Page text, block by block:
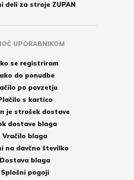
deli za stroje ZUPAN
UPORABNIKOM
se registriram
do ponudbe
po povzetju
s kartico
je strošek dostave
dostave blaga
Vračilo blaga
na davčno številko
Dostava blaga
Splošni pogoji